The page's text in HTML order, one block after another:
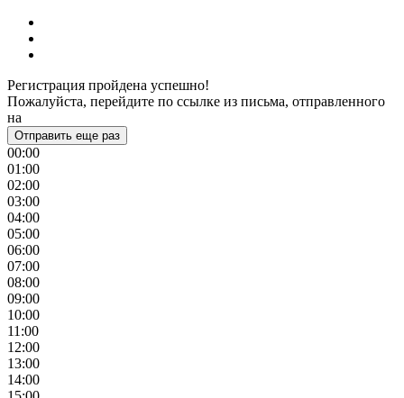
Регистрация пройдена успешно!
Пожалуйста, перейдите по ссылке из письма, отправленного
на
Отправить еще раз
00:00
01:00
02:00
03:00
04:00
05:00
06:00
07:00
08:00
09:00
10:00
11:00
12:00
13:00
14:00